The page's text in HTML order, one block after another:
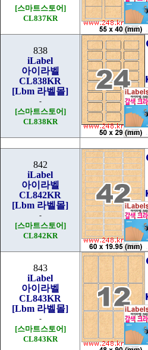
[스마트스토어]
CL837KR
838
iLabel
아이라벨
CL838KR
[Lbm 라벨몰]
-
[스마트스토어]
CL838KR
842
iLabel
아이라벨
CL842KR
[Lbm 라벨몰]
-
[스마트스토어]
CL842KR
843
iLabel
아이라벨
CL843KR
[Lbm 라벨몰]
-
[스마트스토어]
CL843KR